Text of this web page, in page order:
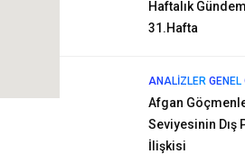
Haftalık
31.Hafta
ANALIZLER GENEL
Afgan
Seviyesinin Dış
İlişkisi